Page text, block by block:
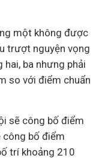
một không được
trượt nguyện vọng
ba nhưng phải
so với điểm chuẩn
sẽ công bố điểm
bố điểm
trí khoảng 210